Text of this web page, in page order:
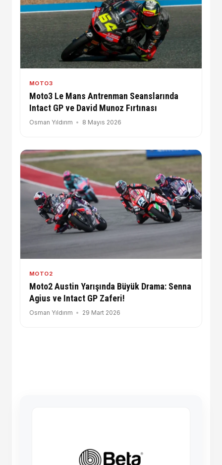
MOTO3
Moto3 Le Mans Antrenman Seanslarında
Intact GP ve David Munoz Fırtınası
Osman Yıldırım 8 Mayıs 2026
MOTO2
Moto2 Austin Yarışında Büyük Drama: Senna
Agius ve Intact GP Zaferi!
Osman Yıldırım 29 Mart 2026